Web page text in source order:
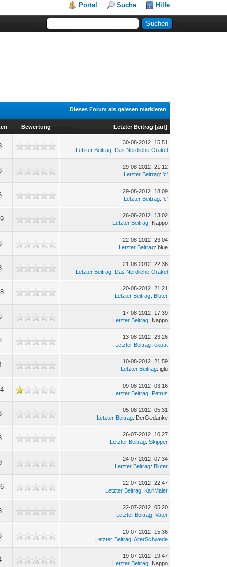
Portal Suche Hilfe
Dieses Forum als gelesen markieren
Bewertung Letzter Beitrag [auf]
30-08-2012, 15:51
Letzter Beitrag: Das Nerdliche Orakel
29-08-2012, 21:12
Letzter Beitrag:'c'
29-08-2012, 18:09
Letzter Beitrag:'c'
26-08-2012, 13:02
Letzter Beitrag: Nappo
22-08-2012, 23:04
Letzter Beitrag: blue
21-08-2012, 22:36
Letzter Beitrag: Das Nerdliche Orakel
20-08-2012, 21:21
Letzter Beitrag: Bluter
17-08-2012, 17:39
Letzter Beitrag: Nappo
13-08-2012, 23:26
Letzter Beitrag:expat
10-08-2012, 21:59
Letzter Beitrag: iglu
09-08-2012, 03:16
Letzter Beitrag: Petrus
05-08-2012, 05:31
Letzter Beitrag: DerGedanke
26-07-2012, 10:27
Letzter Beitrag:Skipper
24-07-2012, 07:34
Letzter Beitrag: Bluter
22-07-2012, 22:47
Letzter Beitrag: KarlMaier
22-07-2012, 05:20
Letzter Beitrag:Vater
20-07-2012, 15:36
Letzter Beitrag:AlterSchwede
19-07-2012, 19:47
Letzter Beitrag: Nappo